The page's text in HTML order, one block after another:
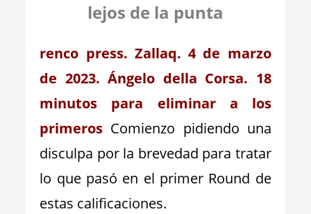
lejos de la punta
renco press. Zallaq. 4 de marzo
de 2023. Ángelo della Corsa. 18
minutos para eliminar a los
primeros Comienzo pidiendo una
disculpa por la brevedad para tratar
lo que pasó en el primer Round de
estas calificaciones.